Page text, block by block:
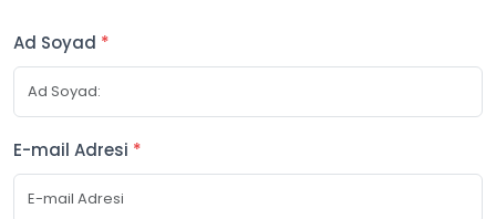
Ad Soyad *
E-mail Adresi *